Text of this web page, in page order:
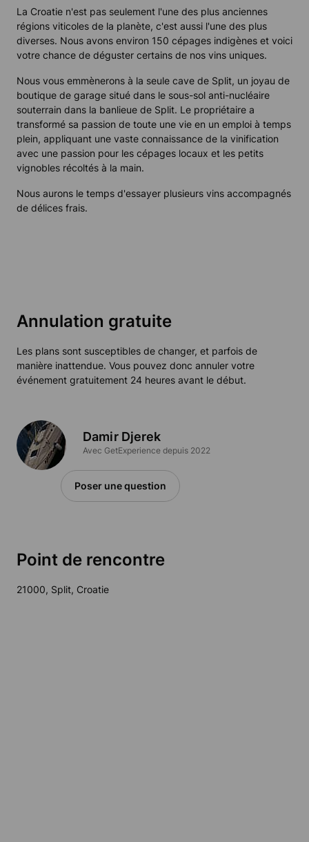
La Croatie n'est pas seulement l'une des plus anciennes
régions viticoles de la planète, c'est aussi l'une des plus
diverses. Nous avons environ 150 cépages indigènes et voici
votre chance de déguster certains de nos vins uniques.
Nous vous emmènerons à la seule cave de Split, un joyau de
boutique de garage situé dans le sous-sol anti-nucléaire
souterrain dans la banlieue de Split. Le propriétaire a
transformé sa passion de toute une vie en un emploi à temps
plein, appliquant une vaste connaissance de la vinification
avec une passion pour les cépages locaux et les petits
vignobles récoltés à la main.
Nous aurons le temps d'essayer plusieurs vins accompagnés
de délices frais.
Annulation gratuite
Les plans sont susceptibles de changer, et parfois de
manière inattendue. Vous pouvez donc annuler votre
événement gratuitement 24 heures avant le début.
Damir Djerek
Avec GetExperience depuis 2022
Poser une question
Point de rencontre
21000, Split, Croatie